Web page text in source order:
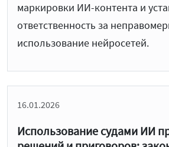
маркировки ИИ-контента и
ответственность за
использование нейросетей.
16.01.2026
Использование судами ИИ